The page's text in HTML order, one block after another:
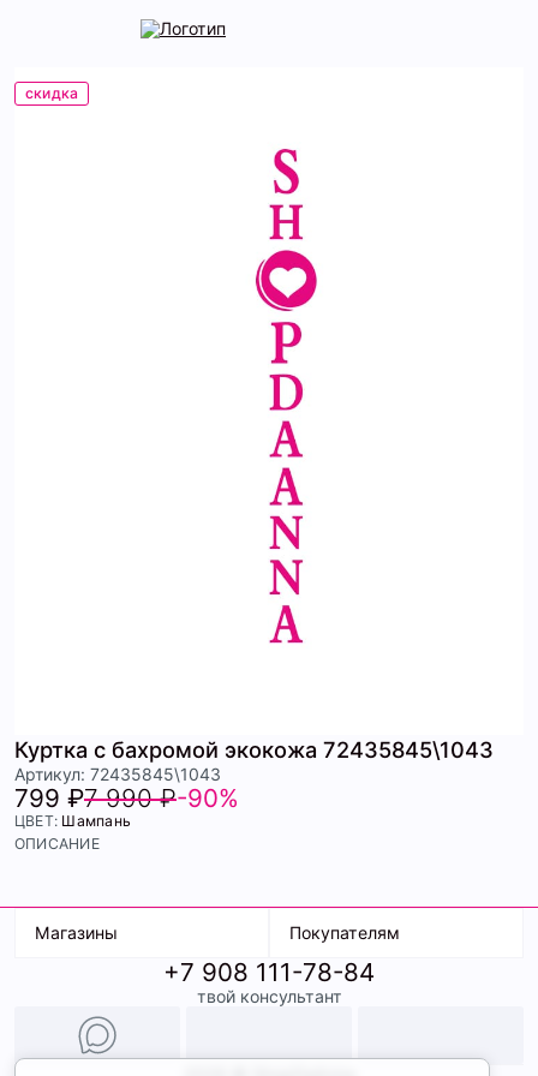
скидка
Куртка с бахромой экокожа 72435845\1043
Артикул: 72435845\1043
799 ₽7 990 ₽-90%
ЦВЕТ: Шампань
ОПИСАНИЕ
Магазины
ТК Терминал
ТРК Континент
Покупателям
Доставка
Условия оплаты
Образы
+7 908 111-78-84
твой консультант